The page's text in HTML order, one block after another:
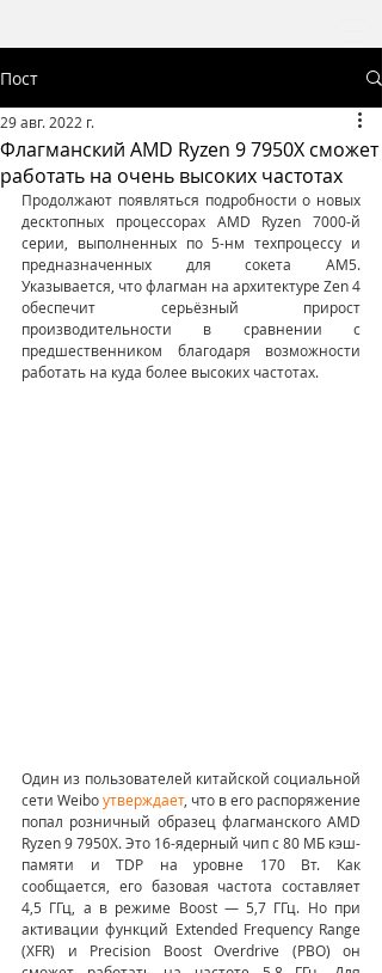
Пост
Флагманский AMD Ryzen 9 7950X сможет
работать на очень высоких частотах
29 авг. 2022 г.
Продолжают появляться подробности о новых
десктопных процессорах AMD Ryzen 7000-й
серии, выполненных по 5-нм техпроцессу и
предназначенных для сокета AM5.
Указывается, что флагман на архитектуре Zen 4
обеспечит серьёзный прирост
производительности в сравнении с
предшественником благодаря возможности
работать на куда более высоких частотах.
Один из пользователей китайской социальной
сети Weibo утверждает, что в его распоряжение
попал розничный образец флагманского AMD
Ryzen 9 7950X. Это 16-ядерный чип с 80 МБ кэш-
памяти и TDP на уровне 170 Вт. Как
сообщается, его базовая частота составляет
4,5 ГГц, а в режиме Boost — 5,7 ГГц. Но при
активации функций Extended Frequency Range
(XFR) и Precision Boost Overdrive (PBO) он